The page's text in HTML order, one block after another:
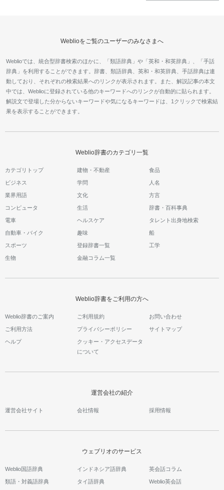
Weblioをご覧のユーザーのみなさまへ
Weblioでは、統合型辞書検索のほかに、「類語辞典」や「英和・和英辞典」、「手話
辞典」を利用することができます。辞書、類語辞典、英和・和英辞典、手話辞典は連
動しており、それぞれの検索結果へのリンクが表示されます。また、解説記事の本文
中では、Weblioに登録されている他のキーワードへのリンクが自動的に貼られます。
解説文で登場した分からないキーワードや気になるキーワードは、1クリックで検索結
果を表示することができます。
Weblio辞書のカテゴリ一覧
カテゴリトップ 建物・不動産 食品
ビジネス 学問 人名
業界用語 文化 方言
コンピュータ 生活 辞書・百科事典
電車 ヘルスケア タレント出身地検索
自動車・バイク 趣味 船
スポーツ 登録辞書一覧 工学
生物 金融コラム一覧
Weblio辞書をご利用の方へ
Weblio辞書のご案内 ご利用規約 お問い合わせ
ご利用方法 プライバシーポリシー サイトマップ
ヘルプ
クッキー・アクセスデータ
について
運営会社の紹介
運営会社サイト 会社情報 採用情報
ウェブリオのサービス
Weblio国語辞典
類語・対義語辞典
インドネシア語辞典
タイ語辞典
英会話コラム
Weblio英会話